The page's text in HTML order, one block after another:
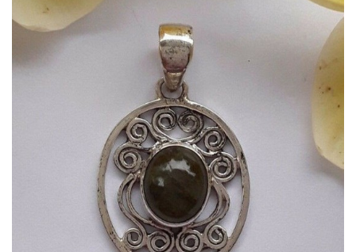
Dans mon panier
APERÇU RAPIDE